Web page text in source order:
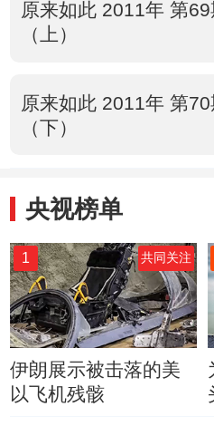
原来如此 2011年 第
（上）
原来如此 2011年 第
（下）
央视榜单
1 共同关注
伊朗展示被击落的美
以飞机残骸